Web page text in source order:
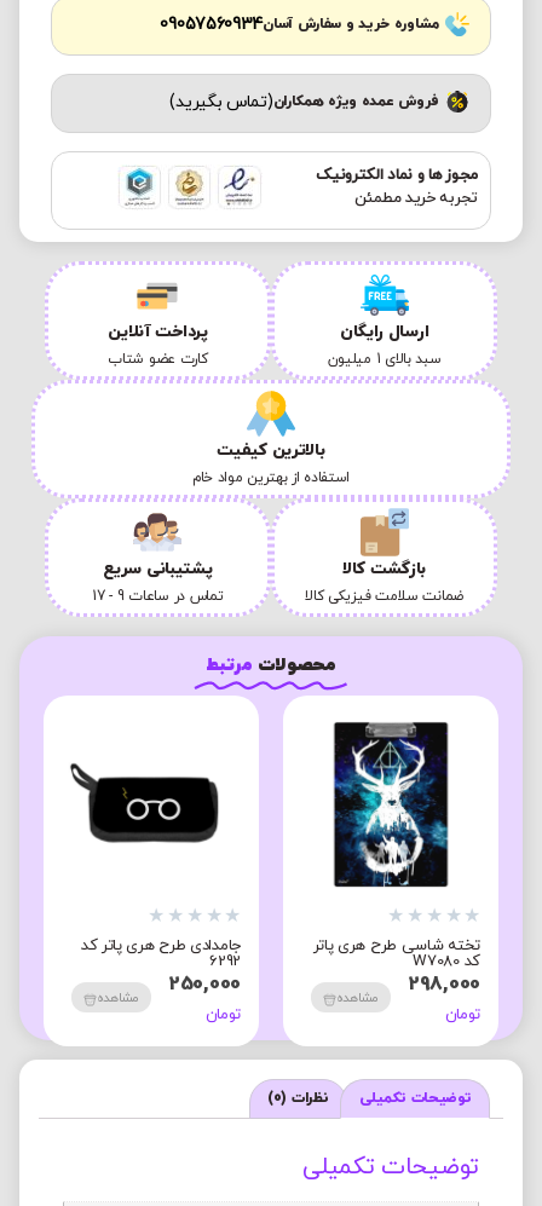
مشاوره خرید و سفارش آسان09057560934
فروش عمده ویژه همکاران(تماس بگیرید)
مجوز ها و نماد الکترونیک
تجربه خرید مطمئن
ارسال رایگان
سبد بالای 1 میلیون
پرداخت آنلاین
کارت عضو شتاب
بالاترین کیفیت
استفاده از بهترین مواد خام
بازگشت کالا
ضمانت سلامت فیزیکی کالا
پشتیبانی سریع
تماس در ساعات 9 - 17
محصولات مرتبط
★
★
★
★
★
تخته شاسی طرح هری پاتر
کد W7080
298,000
تومان
مشاهده
★
★
★
★
★
جامدادی طرح هری پاتر کد
6292
250,000
تومان
مشاهده
توضیحات تکمیلی نظرات (0)
توضیحات تکمیلی